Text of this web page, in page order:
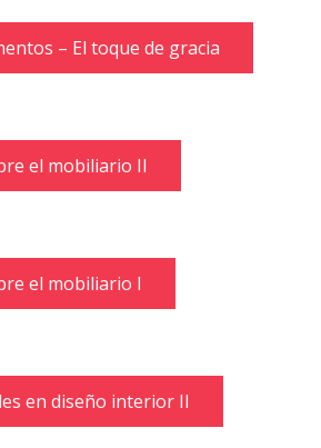
– El toque de gracia
el mobiliario II
el mobiliario I
en diseño interior II